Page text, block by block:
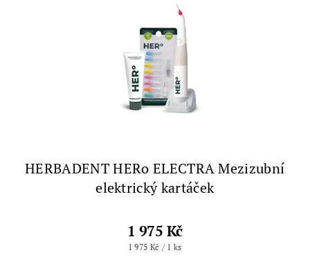
HERBADENT HERo ELECTRA Mezizubní
elektrický kartáček
1 975 Kč
1 975 Kč / 1 ks